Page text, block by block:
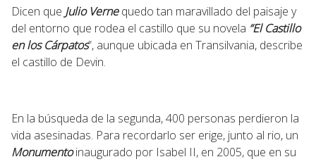
Dicen que Julio Vernequedo tan maravillado del paisaje y
del entorno que rodea el castillo que su novela “El Castillo
en los Cárpatos”, aunque ubicada en Transilvania, describe
el castillo de Devin.
En la búsqueda de la segunda, 400 personas perdieron la
vida asesinadas. Para recordarlo ser erige, junto al rio, un
Monumentoinaugurado por Isabel II, en 2005, que en su